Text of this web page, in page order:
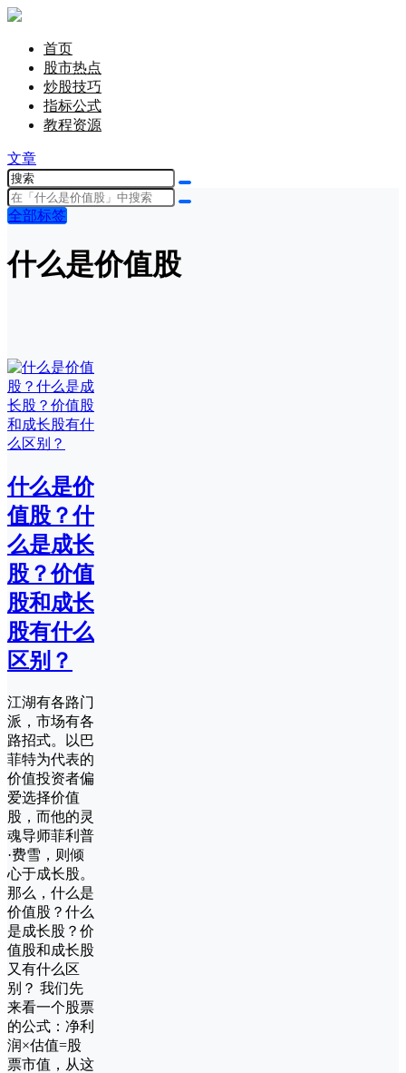
首页
股市热点
炒股技巧
指标公式
教程资源
文章
全部标签
什么是价值股
什么是价
值股？什
么是成长
股？价值
股和成长
股有什么
区别？
江湖有各路门
派，市场有各
路招式。以巴
菲特为代表的
价值投资者偏
爱选择价值
股，而他的灵
魂导师菲利普
·费雪，则倾
心于成长股。
那么，什么是
价值股？什么
是成长股？价
值股和成长股
又有什么区
别？ 我们先
来看一个股票
的公式：净利
润×估值=股
票市值，从这